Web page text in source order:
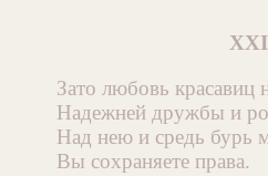
XXI
Зато любовь красавиц
Надежней дружбы и
Над нею и средь бурь
Вы сохраняете права.